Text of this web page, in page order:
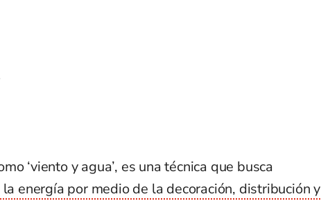
‘viento y agua’, es una técnica que busca
energía por medio de la decoración, distribución y